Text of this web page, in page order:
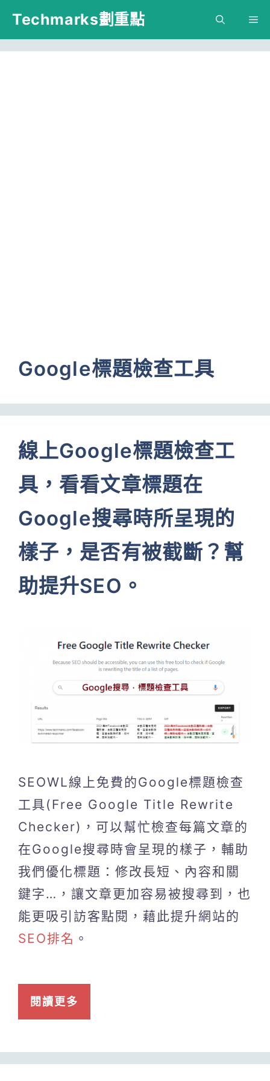
跳
主
Techmarks劃重點
Google標題檢查工具
線上Google標題檢查工
具，看看文章標題在
Google搜尋時所呈現的
樣子，是否有被截斷？幫
助提升SEO。
SEOWL線上免費的Google標題檢查
工具(Free Google Title Rewrite
Checker)，可以幫忙檢查每篇文章的
在Google搜尋時會呈現的樣子，輔助
我們優化標題：修改長短、內容和關
鍵字…，讓文章更加容易被搜尋到，也
能更吸引訪客點閱，藉此提升網站的
SEO排名 。
閱讀更多